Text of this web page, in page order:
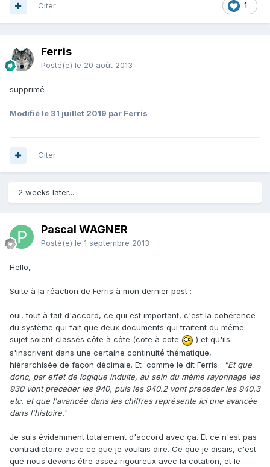
1
Citer
Ferris
Posté(e) le 20 août 2013
supprimé
Modifié le 31 juillet 2019 par Ferris
Citer
2 weeks later...
Pascal WAGNER
Posté(e) le 1 septembre 2013
Hello,
Suite à la réaction de Ferris à mon dernier post :
oui, tout à fait d'accord, ce qui est important, c'est la cohérence
du système qui fait que deux documents qui traitent du même
sujet soient classés côte à côte (cote à cote
) et qu'ils
s'inscrivent dans une certaine continuité thématique,
hiérarchisée de façon décimale. Et comme le dit Ferris : "Et que
donc, par effet de logique induite, au sein du mème rayonnage les
930 vont preceder les 940, puis les 940.2 vont preceder les 940.3
etc. et que l'avancée dans les chiffres représente ici une avancée
dans l'histoire."
Je suis évidemment totalement d'accord avec ça. Et ce n'est pas
contradictoire avec ce que je voulais dire. Ce que je disais, c'est
que nous devons être assez rigoureux avec la cotation, et le